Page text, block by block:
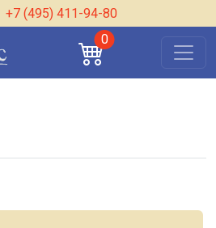
+7 (495) 411-94-80
0